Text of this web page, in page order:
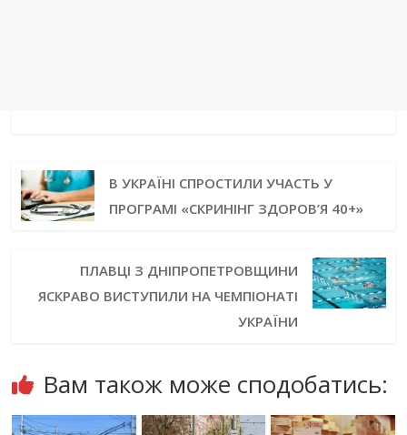
В УКРАЇНІ СПРОСТИЛИ УЧАСТЬ У
ПРОГРАМІ «СКРИНІНГ ЗДОРОВ’Я 40+»
ПЛАВЦІ З ДНІПРОПЕТРОВЩИНИ
ЯСКРАВО ВИСТУПИЛИ НА ЧЕМПІОНАТІ
УКРАЇНИ
Вам також може сподобатись: